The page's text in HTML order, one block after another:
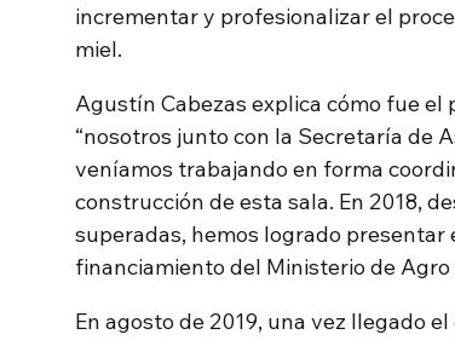
incrementar y profesionalizar el
miel.
Agustín Cabezas explica cómo fue
“nosotros junto con la Secretaría de
veníamos trabajando en forma
construcción de esta sala. En 2018,
superadas, hemos logrado
financiamiento del Ministerio de
En agosto de 2019, una vez llegado